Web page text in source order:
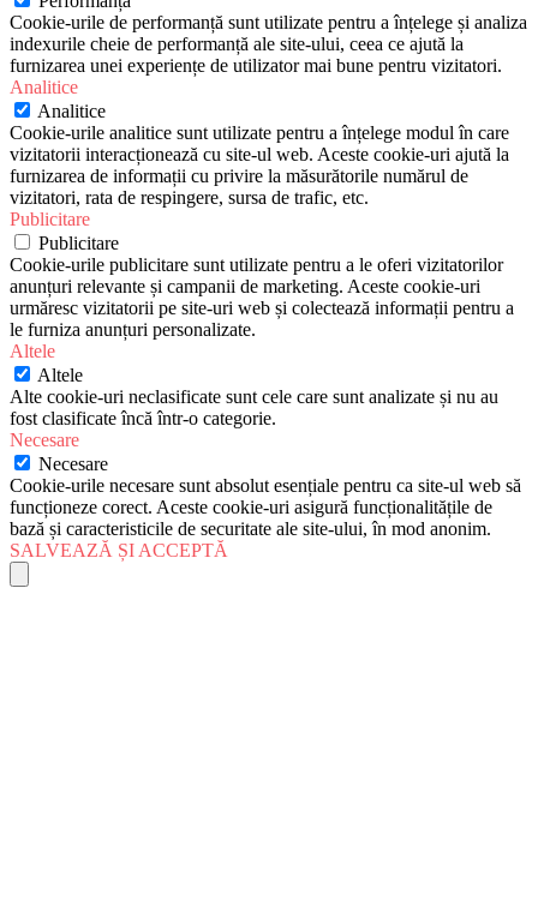
Cookie-urile de performanță sunt utilizate pentru a înțelege și analiza
indexurile cheie de performanță ale site-ului, ceea ce ajută la
furnizarea unei experiențe de utilizator mai bune pentru vizitatori.
Analitice
Analitice
Cookie-urile analitice sunt utilizate pentru a înțelege modul în care
vizitatorii interacționează cu site-ul web. Aceste cookie-uri ajută la
furnizarea de informații cu privire la măsurătorile numărul de
vizitatori, rata de respingere, sursa de trafic, etc.
Publicitare
Publicitare
Cookie-urile publicitare sunt utilizate pentru a le oferi vizitatorilor
anunțuri relevante și campanii de marketing. Aceste cookie-uri
urmăresc vizitatorii pe site-uri web și colectează informații pentru a
le furniza anunțuri personalizate.
Altele
Altele
Alte cookie-uri neclasificate sunt cele care sunt analizate și nu au
fost clasificate încă într-o categorie.
Necesare
Necesare
Cookie-urile necesare sunt absolut esențiale pentru ca site-ul web să
funcționeze corect. Aceste cookie-uri asigură funcționalitățile de
bază și caracteristicile de securitate ale site-ului, în mod anonim.
SALVEAZĂ ȘI ACCEPTĂ